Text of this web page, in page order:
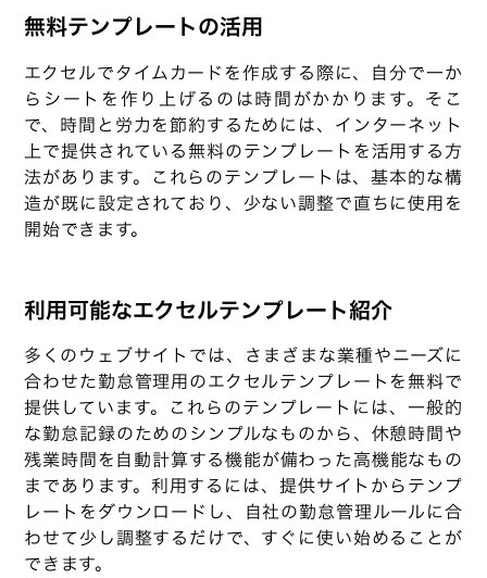
無料テンプレートの活用
エクセルでタイムカードを作成する際に、自分で一か
らシートを作り上げるのは時間がかかります。そこ
で、時間と労力を節約するためには、インターネット
上で提供されている無料のテンプレートを活用する方
法があります。これらのテンプレートは、基本的な構
造が既に設定されており、少ない調整で直ちに使用を
開始できます。
利用可能なエクセルテンプレート紹介
多くのウェブサイトでは、さまざまな業種やニーズに
合わせた勤怠管理用のエクセルテンプレートを無料で
提供しています。これらのテンプレートには、一般的
な勤怠記録のためのシンプルなものから、休憩時間や
残業時間を自動計算する機能が備わった高機能なもの
まであります。利用するには、提供サイトからテンプ
レートをダウンロードし、自社の勤怠管理ルールに合
わせて少し調整するだけで、すぐに使い始めることが
できます。